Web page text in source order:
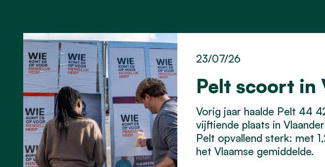
Pelt scoort in
23/07/26
Vorig jaar haalde Pelt 44
vijftiende plaats in
Pelt opvallend sterk: met
het Vlaamse gemiddelde.